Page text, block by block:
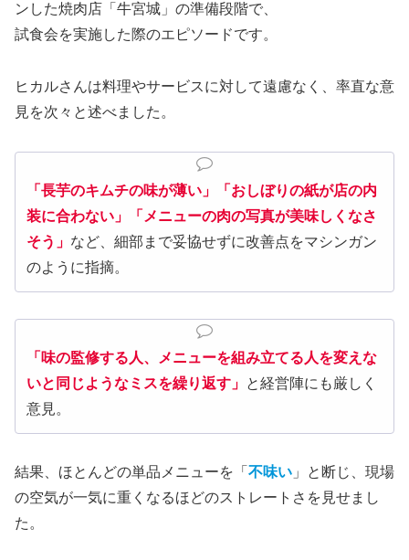
ンした焼肉店「牛宮城」の準備段階で、
試食会を実施した際のエピソードです。
ヒカルさんは料理やサービスに対して遠慮なく、率直な意
見を次々と述べました。
「長芋のキムチの味が薄い」「おしぼりの紙が店の内
装に合わない」「メニューの肉の写真が美味しくなさ
そう」 など、細部まで妥協せずに改善点をマシンガン
のように指摘。
「 味の監修する人、メニューを組み立てる人を変えな
いと同じようなミスを繰り返す 」 と経営陣にも厳しく
意見。
結果、ほとんどの単品メニューを「 不味い 」と断じ、現場
の空気が一気に重くなるほどのストレートさを見せまし
た。